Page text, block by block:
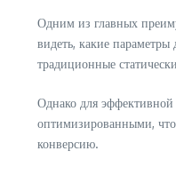
Одним из главных
видеть, какие
традиционные
Однако для
оптимизированными,
конверсию.